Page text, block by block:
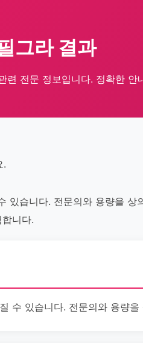
그라 결과
련 전문 정보입니다. 정확한 안
.
있습니다. 전문의와 용량을 상
니다.
수 있습니다. 전문의와 용량을